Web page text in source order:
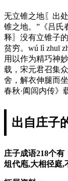
无立锥之地〖出
锥之地。”《吕氏
释〗没有立锥子
贫穷。wú lì zhuī
用以作为精巧神
载，宋元君召集
舍，解衣伸腿而
春秋·阖闾内传》
出自庄子
庄子成语218个
俎代庖,大相径庭,